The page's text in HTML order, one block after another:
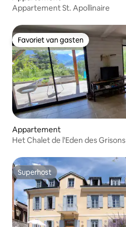
Appartement St. Apollinaire
Favoriet van gasten
Favoriet van gasten
Appartement
Het Chalet de l'Eden des Grisons
Superhost
Superhost